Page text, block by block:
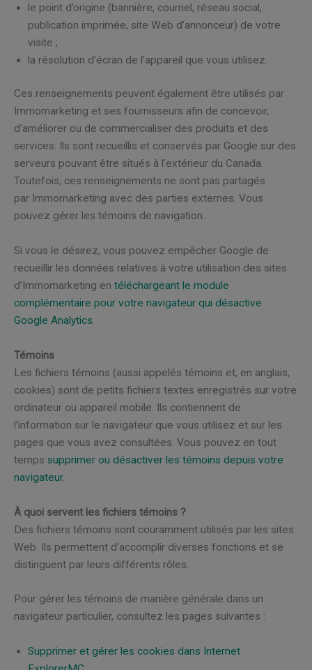
le point d’origine (bannière, courriel, réseau social,
publication imprimée, site Web d’annonceur) de votre
visite ;
la résolution d’écran de l’appareil que vous utilisez.
Ces renseignements peuvent également être utilisés par
Immomarketing et ses fournisseurs afin de concevoir,
d’améliorer ou de commercialiser des produits et des
services. Ils sont recueillis et conservés par Google sur des
serveurs pouvant être situés à l’extérieur du Canada.
Toutefois, ces renseignements ne sont pas partagés
par Immomarketing avec des parties externes. Vous
pouvez gérer les témoins de navigation.
Si vous le désirez, vous pouvez empêcher Google de
recueillir les données relatives à votre utilisation des sites
d’Immomarketing en téléchargeant le module
complémentaire pour votre navigateur qui désactive
Google Analytics.
Témoins
Les fichiers témoins (aussi appelés témoins et, en anglais,
cookies) sont de petits fichiers textes enregistrés sur votre
ordinateur ou appareil mobile. Ils contiennent de
l’information sur le navigateur que vous utilisez et sur les
pages que vous avez consultées. Vous pouvez en tout
temps supprimer ou désactiver les témoins depuis votre
navigateur.
À quoi servent les fichiers témoins ?
Des fichiers témoins sont couramment utilisés par les sites
Web. Ils permettent d’accomplir diverses fonctions et se
distinguent par leurs différents rôles.
Pour gérer les témoins de manière générale dans un
navigateur particulier, consultez les pages suivantes :
Supprimer et gérer les cookies dans Internet